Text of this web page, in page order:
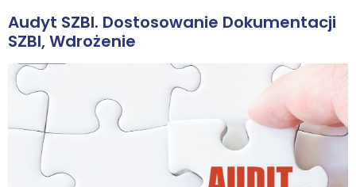
Audyt SZBI. Dostosowanie Dokumentacji
SZBI, Wdrożenie